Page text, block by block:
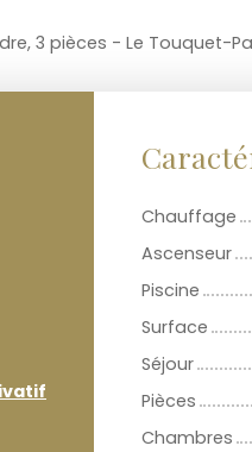
3 pièces - Le Touquet-
Chauffage
Ascenseur
Piscine
Surface
Séjour
Pièces
Chambres